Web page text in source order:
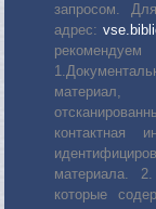
запросом.
адрес:
материал,
контактная
материала.
которые